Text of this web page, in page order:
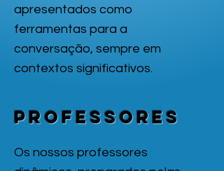
apresentados como
ferramentas para a
conversação, sempre em
contextos significativos.
Professores
Os nossos professores